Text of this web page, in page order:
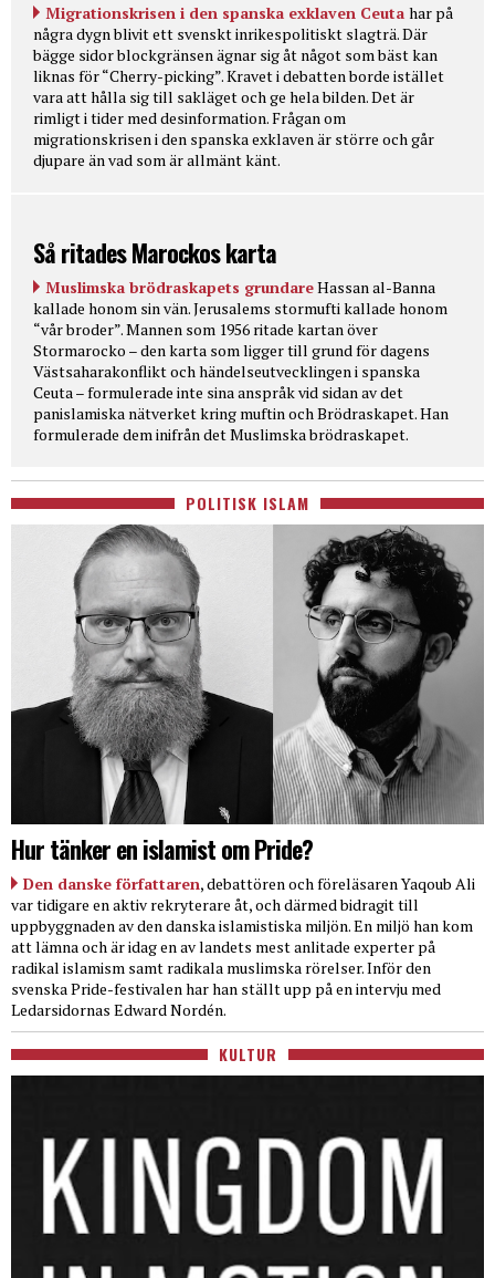
Migrationskrisen i den spanska exklaven Ceuta har på
några dygn blivit ett svenskt inrikespolitiskt slagträ. Där
bägge sidor blockgränsen ägnar sig åt något som bäst kan
liknas för “Cherry-picking”. Kravet i debatten borde istället
vara att hålla sig till sakläget och ge hela bilden. Det är
rimligt i tider med desinformation. Frågan om
migrationskrisen i den spanska exklaven är större och går
djupare än vad som är allmänt känt.
Så ritades Marockos karta
Muslimska brödraskapets grundareHassan al-Banna
kallade honom sin vän. Jerusalems stormufti kallade honom
“vår broder”. Mannen som 1956 ritade kartan över
Stormarocko – den karta som ligger till grund för dagens
Västsaharakonflikt och händelseutvecklingen i spanska
Ceuta – formulerade inte sina anspråk vid sidan av det
panislamiska nätverket kring muftin och Brödraskapet. Han
formulerade dem inifrån det Muslimska brödraskapet.
POLITISK ISLAM
Hur tänker en islamist om Pride?
Den danske författaren, debattören och föreläsaren Yaqoub Ali
var tidigare en aktiv rekryterare åt, och därmed bidragit till
uppbyggnaden av den danska islamistiska miljön. En miljö han kom
att lämna och är idag en av landets mest anlitade experter på
radikal islamism samt radikala muslimska rörelser. Inför den
svenska Pride-festivalen har han ställt upp på en intervju med
Ledarsidornas Edward Nordén.
KULTUR